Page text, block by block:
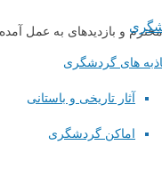
های گردشگری
آثار تاریخی و باستانی
اماکن گردشگری
و بازدیدهای به عمل
.
از پروژه فوق الذکر
کشور